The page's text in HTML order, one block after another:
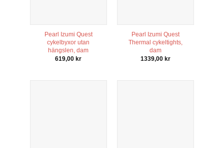
Pearl Izumi Quest
cykelbyxor utan
hängslen, dam
619,00 kr
Pearl Izumi Quest
Thermal cykeltights,
dam
1339,00 kr